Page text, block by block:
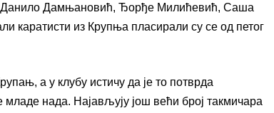
Данило Дамњановић, Ђорђе Милићевић, Саша
каратисти из Крупња пласирали су се од петог
а у клубу истичу да је то потврда
младе нада. Најављују још већи број такмичара